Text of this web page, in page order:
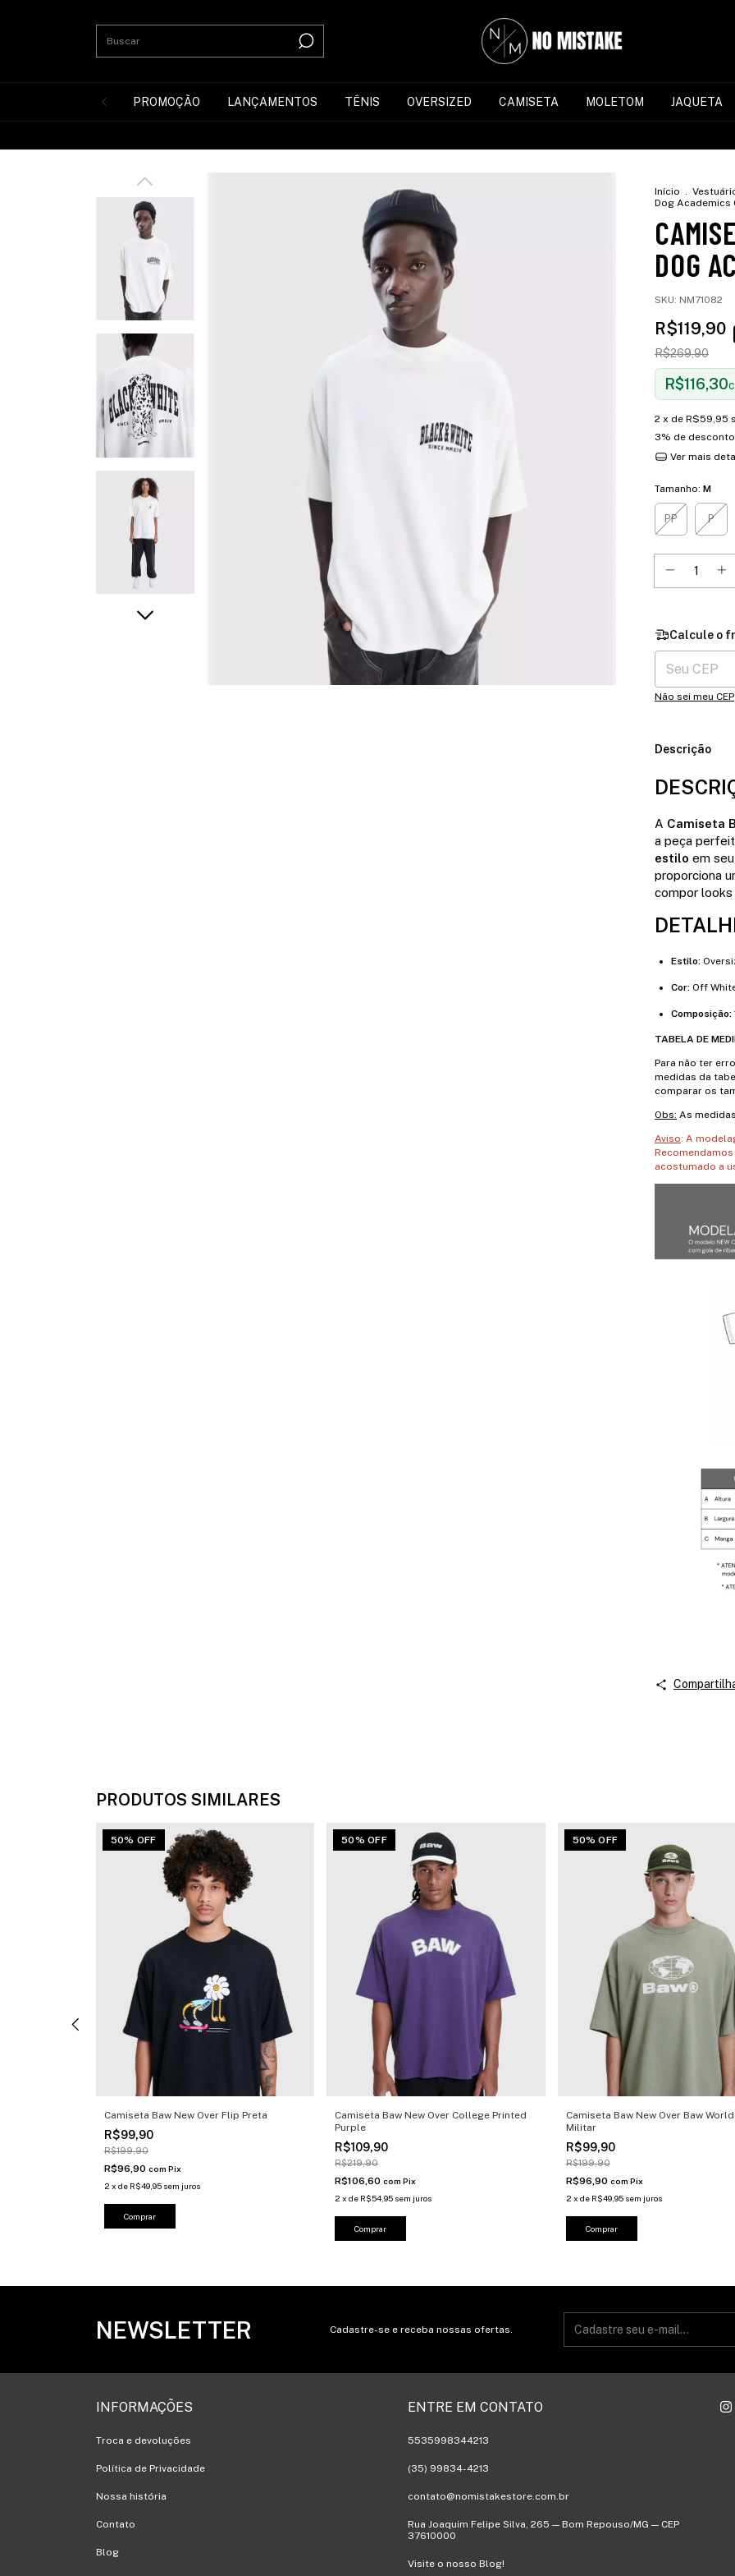
PROMOÇÃO LANÇAMENTOS TÊNIS OVERSIZED CAMISETA MOLETOM JAQUETA
Início .
Dog Academics
DOG
SKU: NM71082
R$119,90
R$269,90
R$116,30
2 x de R$59,95
3% de desconto
Ver mais
Tamanho: M
PP P
Entregas para o
Não sei meu CEP
Descrição
A Camiseta
a peça
estilo em
proporciona
compor
Estilo:
Cor: Off
Composição:
TABELA DE
Para não ter
medidas da
comparar os
Obs: As
Aviso: A
acostumado a
PRODUTOS SIMILARES
Camiseta Baw New Over Flip Preta
R$99,90
50% OFF
R$199,90
R$96,90 com Pix
2 x de R$49,95 sem juros
Comprar
Camiseta Baw New Over College Printed
Purple
R$109,90
50% OFF
R$219,90
R$106,60com Pix
2 xde R$54,95 sem juros
Comprar
Camiseta Baw New Over Baw
Militar
R$99,90
50% OFF
R$199,90
R$96,90 com Pix
2 x de R$49,95 sem juros
Comprar
NEWSLETTER Cadastre-se e receba nossas ofertas.
INFORMAÇÕES
Troca e devoluções
Política de Privacidade
Nossa história
Contato
Blog
ENTRE EM CONTATO
5535998344213
(35) 99834-4213
contato@nomistakestore.com.br
Rua Joaquim Felipe Silva, 265 — Bom Repouso/MG — CEP
37610000
Visite o nosso Blog!